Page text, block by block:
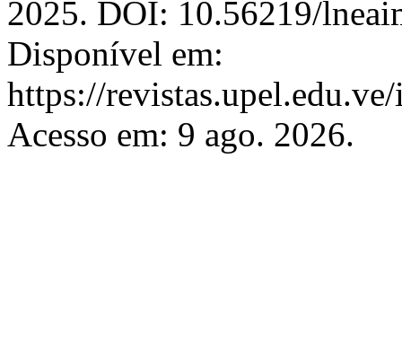
2025. DOI: 10.56219/
Disponível em:
https://
Acesso em: 9 ago. 2026.